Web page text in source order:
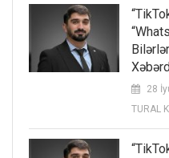
28
TURAL